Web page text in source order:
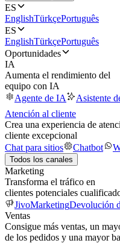
ES
EnglishTürkçePortuguês
ES
EnglishTürkçePortuguês
Oportunidades
IA
Aumenta el rendimiento del
equipo con IA
Agente de IA
Asistente
Atención al cliente
Crea una experiencia de
cliente excepcional
Chat para sitios
Chatbot
Todos los canales
Marketing
Transforma el tráfico en
clientes potenciales
JivoMarketingDevolución
Ventas
Consigue más ventas, un
de los pedidos y una mayor